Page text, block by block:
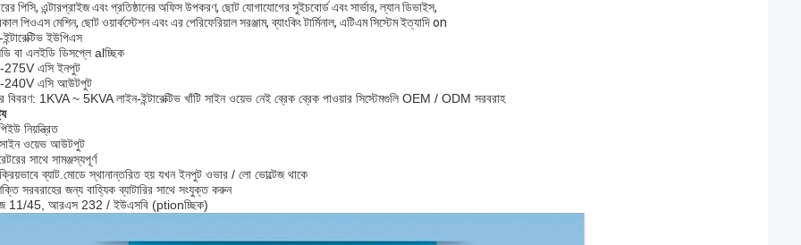
পিসি, এন্টারপ্রাইজ এবং প্রতিষ্ঠানের অফিস উপকরণ, ছোট যোগাযোগের সুইচবোর্ড এবং সার্ভার, ল্যান ডিভাইস,
পিওএস মেশিন, ছোট ওয়ার্কস্টেশন এবং এর পেরিফেরিয়াল সরঞ্জাম, ব্যাংকিং টার্মিনাল, এটিএম সিস্টেম ইত্যাদি on
ইউপিএস
বা এলইডি ডিসপ্লে alচ্ছিক
এসি ইনপুট
240V এসি আউটপুট
বিবরণ: 1KVA ~ 5KVA লাইন-ইন্টারেক্টিভ খাঁটি সাইন ওয়েভ নেই ব্রেক ব্রেক পাওয়ার সিস্টেমগুলি OEM / ODM সরবরাহ
নিয়ন্ত্রিত
সাইন ওয়েভ আউটপুট
সাথে সামঞ্জস্যপূর্ণ
ব্যাট.মোডে স্থানান্তরিত হয় যখন ইনপুট ওভার / লো ভোল্টেজ থাকে
সরবরাহের জন্য বাহ্যিক ব্যাটারির সাথে সংযুক্ত করুন
11/45, আরএস 232 / ইউএসবি (ptionচ্ছিক)